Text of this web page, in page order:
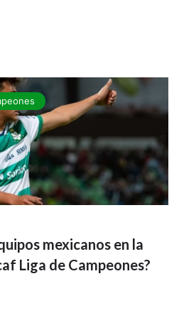
mexicanos en la
Liga de Campeones?